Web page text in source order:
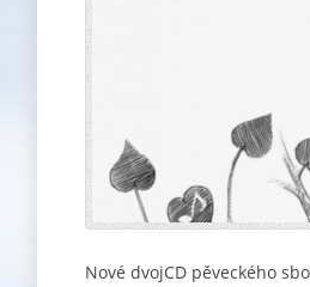
Nové dvojCD pěveckého